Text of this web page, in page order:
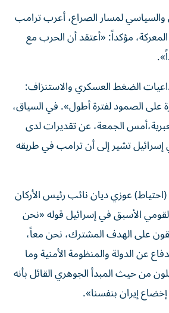
والسياسي لمسار الصراع، أعرب ترامب
مؤكداً: «أعتقد أن الحرب مع
الضغط العسكري والاستنزاف:
على الصمود لفترة أطول». في السياق،
14» العبرية،أمس الجمعة، عن تقديرات لدى
إسرائيل تشير إلى أن ترامب في طريقه
(احتياط) عوزي ديان نائب رئيس الأركان
الأسبق في إسرائيل قوله «نحن
على الهدف المشترك، نحن معاً،
عن الدولة والمنظومة الأمنية وما
من حيث المبدأ الجوهري القائل بأنه
إيران بنفسنا».